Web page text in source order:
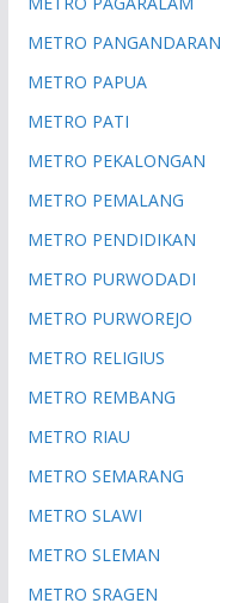
METRO PANGANDARAN
METRO PAPUA
METRO PATI
METRO PEKALONGAN
METRO PEMALANG
METRO PENDIDIKAN
METRO PURWODADI
METRO PURWOREJO
METRO RELIGIUS
METRO REMBANG
METRO RIAU
METRO SEMARANG
METRO SLAWI
METRO SLEMAN
METRO SRAGEN